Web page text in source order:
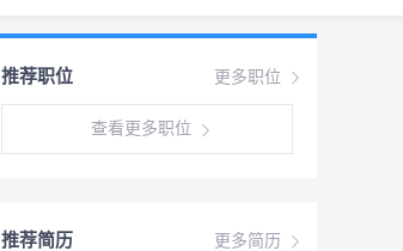
更多职位
推荐职位
查看更多职位
更多简历
推荐简历